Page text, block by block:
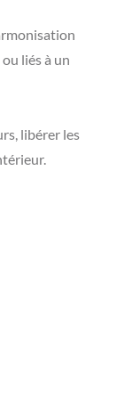
liés à un
libérer les